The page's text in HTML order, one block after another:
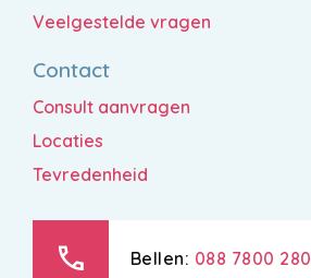
Veelgestelde vragen
Contact
Consult aanvragen
Locaties
Tevredenheid
call Bellen: 088 7800 280